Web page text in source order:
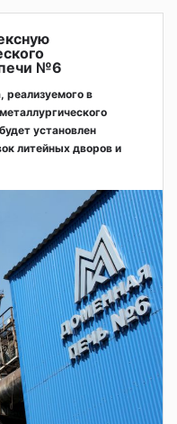
№6
реализуемого в
установлен
литейных дворов и